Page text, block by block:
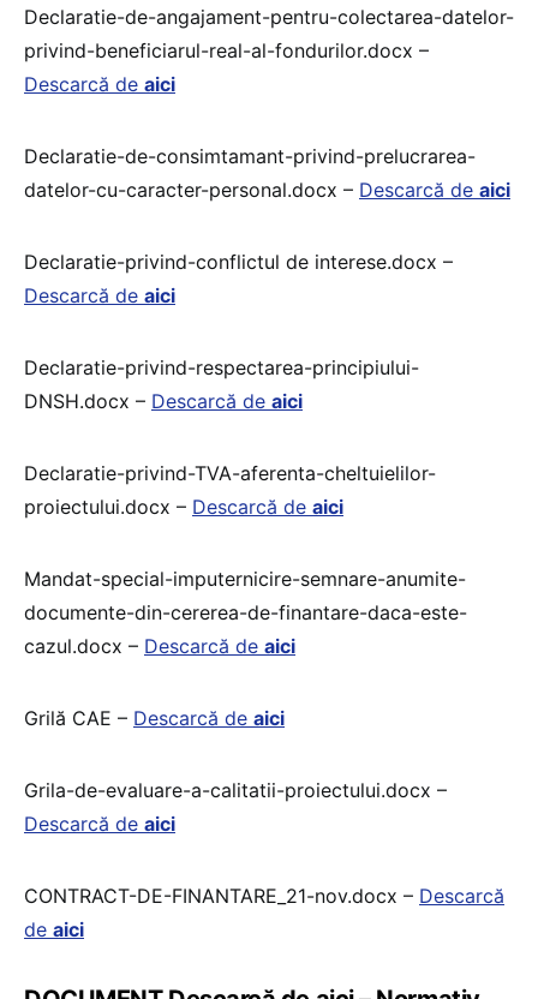
Declaratie-de-angajament-pentru-colectarea-datelor-
privind-beneficiarul-real-al-fondurilor.docx –
Descarcă de aici
Declaratie-de-consimtamant-privind-prelucrarea-
datelor-cu-caracter-personal.docx – Descarcă de aici
Declaratie-privind-conflictul de interese.docx –
Descarcă de aici
Declaratie-privind-respectarea-principiului-
DNSH.docx – Descarcă de aici
Declaratie-privind-TVA-aferenta-cheltuielilor-
proiectului.docx – Descarcă de aici
Mandat-special-imputernicire-semnare-anumite-
documente-din-cererea-de-finantare-daca-este-
cazul.docx – Descarcă de aici
Grilă CAE – Descarcă de aici
Grila-de-evaluare-a-calitatii-proiectului.docx –
Descarcă de aici
CONTRACT-DE-FINANTARE_21-nov.docx – Descarcă
de aici